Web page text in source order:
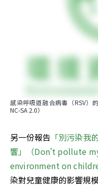
感染呼吸道融合病毒（RSV）
NC-SA 2.0）
另一份報告 「別污染
響」（Don't pollute
environment on
染對兒童健康的影響規